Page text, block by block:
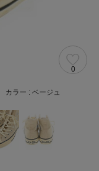
0
カラー : ベージュ